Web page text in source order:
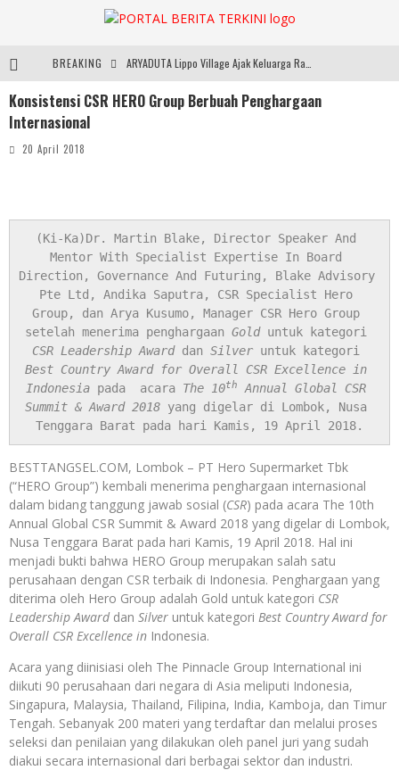
BREAKING
Sarana PAUD Diperkuat, Tangsel Dorong Angka Partisipasi Sekolah Terus Meningkat
Konsistensi CSR HERO Group Berbuah Penghargaan
Internasional
20 April 2018
(Ki-Ka)Dr. Martin Blake, Director Speaker And
Mentor With Specialist Expertise In Board
Direction, Governance And Futuring, Blake Advisory
Pte Ltd, Andika Saputra, CSR Specialist Hero
Group, dan Arya Kusumo, Manager CSR Hero Group
setelah menerima penghargaan Gold untuk kategori
CSR Leadership Award dan Silver untuk kategori
Best Country Award for Overall CSR Excellence in
Indonesia pada  acara The 10th
Annual Global CSR
Summit & Award 2018 yang digelar di Lombok, Nusa
Tenggara Barat pada hari Kamis, 19 April 2018.
BESTTANGSEL.COM, Lombok – PT Hero Supermarket Tbk
(“HERO Group”) kembali menerima penghargaan internasional
dalam bidang tanggung jawab sosial (CSR) pada acara The 10th
Annual Global CSR Summit & Award 2018 yang digelar di Lombok,
Nusa Tenggara Barat pada hari Kamis, 19 April 2018. Hal ini
menjadi bukti bahwa HERO Group merupakan salah satu
perusahaan dengan CSR terbaik di Indonesia. Penghargaan yang
diterima oleh Hero Group adalah Gold untuk kategori CSR
Leadership Awarddan Silver untuk kategori Best Country Award for
Overall CSR Excellence in Indonesia.
Acara yang diinisiasi oleh The Pinnacle Group International ini
diikuti 90 perusahaan dari negara di Asia meliputi Indonesia,
Singapura, Malaysia, Thailand, Filipina, India, Kamboja, dan Timur
Tengah. Sebanyak 200 materi yang terdaftar dan melalui proses
seleksi dan penilaian yang dilakukan oleh panel juri yang sudah
diakui secara internasional dari berbagai sektor dan industri.